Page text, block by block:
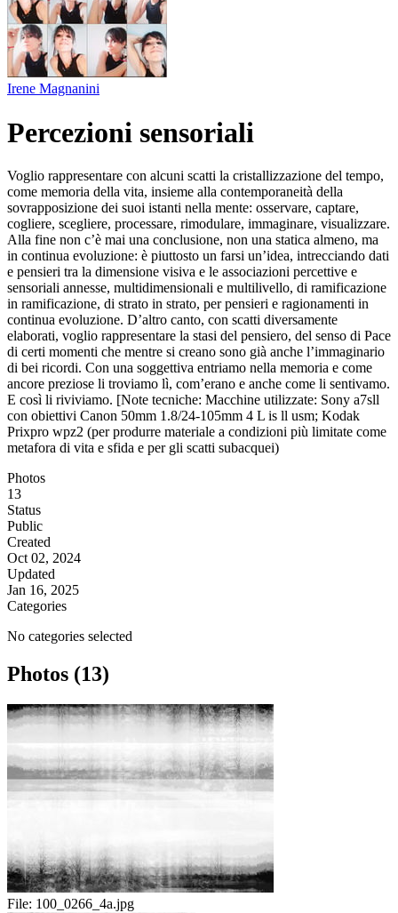
Irene Magnanini
Percezioni sensoriali
Voglio rappresentare con alcuni scatti la cristallizzazione del tempo,
come memoria della vita, insieme alla contemporaneità della
sovrapposizione dei suoi istanti nella mente: osservare, captare,
cogliere, scegliere, processare, rimodulare, immaginare, visualizzare.
Alla fine non c’è mai una conclusione, non una statica almeno, ma
in continua evoluzione: è piuttosto un farsi un’idea, intrecciando dati
e pensieri tra la dimensione visiva e le associazioni percettive e
sensoriali annesse, multidimensionali e multilivello, di ramificazione
in ramificazione, di strato in strato, per pensieri e ragionamenti in
continua evoluzione. D’altro canto, con scatti diversamente
elaborati, voglio rappresentare la stasi del pensiero, del senso di Pace
di certi momenti che mentre si creano sono già anche l’immaginario
di bei ricordi. Con una soggettiva entriamo nella memoria e come
ancore preziose li troviamo lì, com’erano e anche come li sentivamo.
E così li riviviamo. [Note tecniche: Macchine utilizzate: Sony a7sll
con obiettivi Canon 50mm 1.8/24-105mm 4 L is ll usm; Kodak
Prixpro wpz2 (per produrre materiale a condizioni più limitate come
metafora di vita e sfida e per gli scatti subacquei)
Photos
13
Status
Public
Created
Oct 02, 2024
Updated
Jan 16, 2025
Categories
No categories selected
Photos (13)
File: 100_0266_4a.jpg